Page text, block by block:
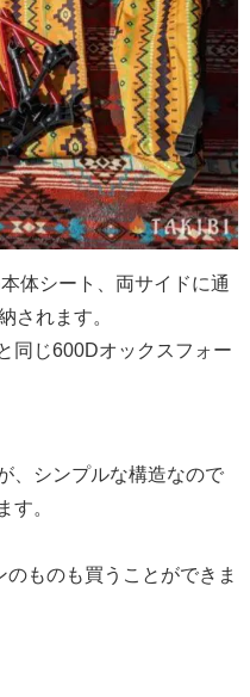
体シート、両サイドに通
されます。
同じ600Dオックスフォー
、シンプルな構造なので
す。
ものも買うことができま